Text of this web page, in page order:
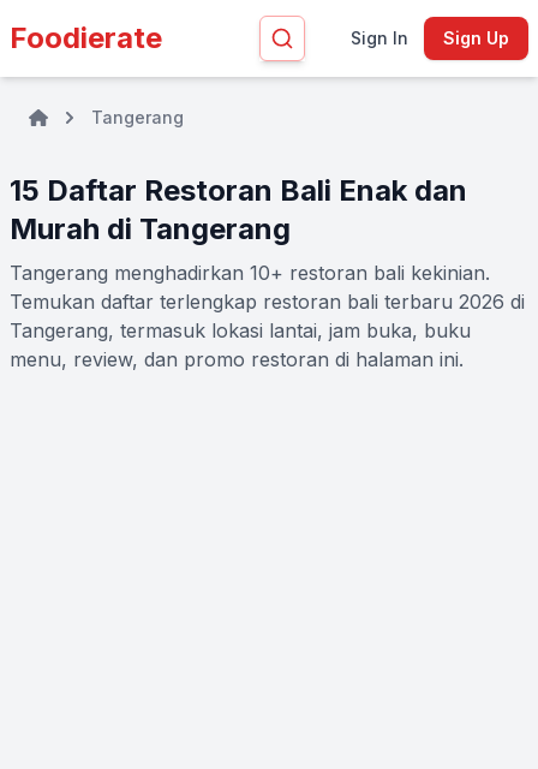
Foodierate Sign In Sign Up
Tangerang
15 Daftar Restoran Bali Enak dan
Murah di Tangerang
Tangerang menghadirkan 10+ restoran bali kekinian.
Temukan daftar terlengkap restoran bali terbaru 2026 di
Tangerang, termasuk lokasi lantai, jam buka, buku
menu, review, dan promo restoran di halaman ini.